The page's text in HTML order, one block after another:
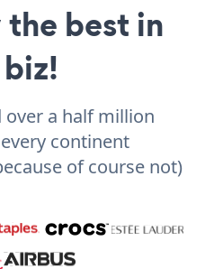
best in
over a half million
continent
of course not)